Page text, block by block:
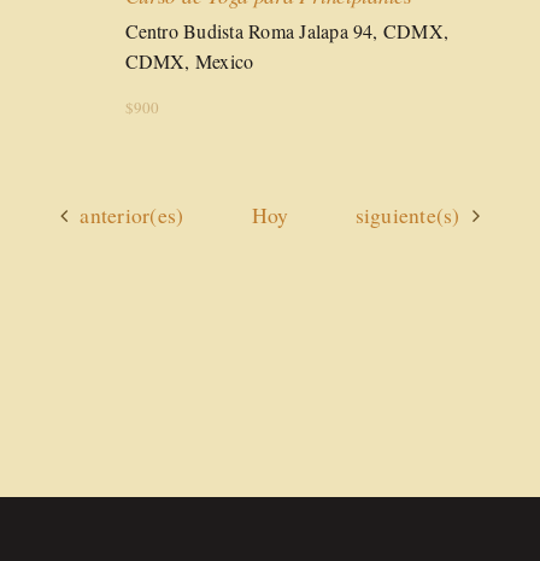
Centro Budista RomaJalapa 94, CDMX,
CDMX, Mexico
$900
Actividades
anterior(es) Hoy Actividades
siguiente(s)